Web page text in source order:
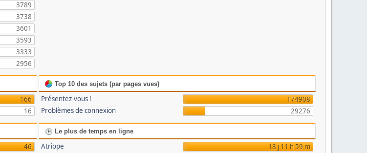
3789
3738
3601
3593
3333
2956
166
16
Top 10 des sujets (par pages vues)
Présentez-vous !
174908
Problèmes de connexion
29276
46
Le plus de temps en ligne
Atriope
18 j 11 h 59 m